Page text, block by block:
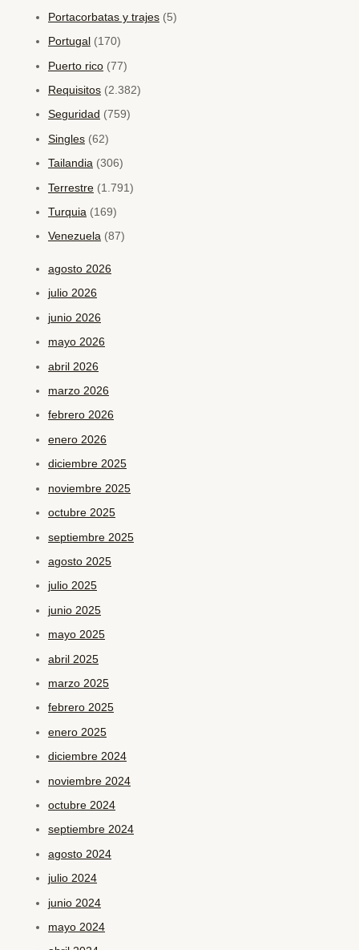
Portacorbatas y trajes (5)
Portugal (170)
Puerto rico (77)
Requisitos (2.382)
Seguridad (759)
Singles (62)
Tailandia (306)
Terrestre (1.791)
Turquia (169)
Venezuela (87)
agosto 2026
julio 2026
junio 2026
mayo 2026
abril 2026
marzo 2026
febrero 2026
enero 2026
diciembre 2025
noviembre 2025
octubre 2025
septiembre 2025
agosto 2025
julio 2025
junio 2025
mayo 2025
abril 2025
marzo 2025
febrero 2025
enero 2025
diciembre 2024
noviembre 2024
octubre 2024
septiembre 2024
agosto 2024
julio 2024
junio 2024
mayo 2024